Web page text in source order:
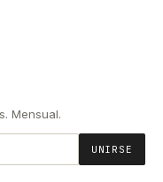
Mensual.
UNIRSE